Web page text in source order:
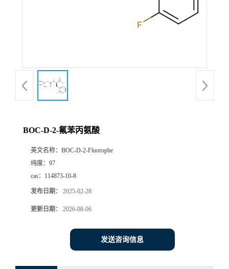
BOC-D-2-氟苯丙氨酸
英文名称： BOC-D-2-Fluorophe
纯度： 97
cas： 114873-10-8
发布日期： 2025-02-28
更新日期： 2026-08-06
发送咨询信息